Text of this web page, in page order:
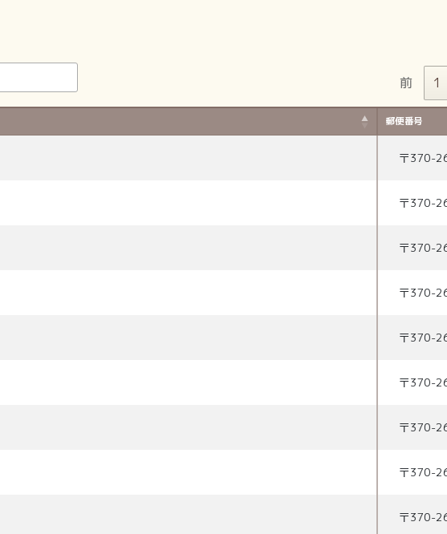
前 1
郵便番号
〒370-
〒370-
〒370-
〒370-
〒370-
〒370-
〒370-
〒370-
〒370-